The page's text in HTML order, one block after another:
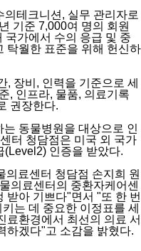
테크니션, 실무 관리자로
기준 7,000여 명의 회원
국가에서 수의 응급 및 중
탁월한 표준을 위해 헌신하
장비, 인력을 기준으로 세
, 인프라, 물품, 의료기록
권장한다.
동물병원을 대상으로 인
터 청담점은 미국 외 국가
(Level2) 인증을 받았다.
료센터 청담점 손지희 원
의료센터의 중환자케어센
받아 기쁘다"면서 "또 한 번
는 데 중요한 이정표를 세
료환경에서 최선의 의료 서
하겠다"고 소감을 밝혔다.